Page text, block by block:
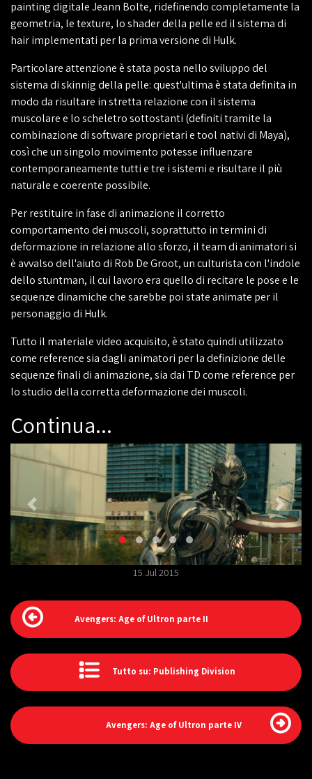
painting digitale Jeann Bolte, ridefinendo completamente la
geometria, le texture, lo shader della pelle ed il sistema di
hair implementati per la prima versione di Hulk.
Particolare attenzione è stata posta nello sviluppo del
sistema di skinnig della pelle: quest'ultima è stata definita in
modo da risultare in stretta relazione con il sistema
muscolare e lo scheletro sottostanti (definiti tramite la
combinazione di software proprietari e tool nativi di Maya),
così che un singolo movimento potesse influenzare
contemporaneamente tutti e tre i sistemi e risultare il più
naturale e coerente possibile.
Per restituire in fase di animazione il corretto
comportamento dei muscoli, soprattutto in termini di
deformazione in relazione allo sforzo, il team di animatori si
è avvalso dell'aiuto di Rob De Groot, un culturista con l'indole
dello stuntman, il cui lavoro era quello di recitare le pose e le
sequenze dinamiche che sarebbe poi state animate per il
personaggio di Hulk.
Tutto il materiale video acquisito, è stato quindi utilizzato
come reference sia dagli animatori per la definizione delle
sequenze finali di animazione, sia dai TD come reference per
lo studio della corretta deformazione dei muscoli.
Continua...
15 Jul 2015
Avengers: Age of Ultron parte II
Tutto su: Publishing Division
Avengers: Age of Ultron parte IV